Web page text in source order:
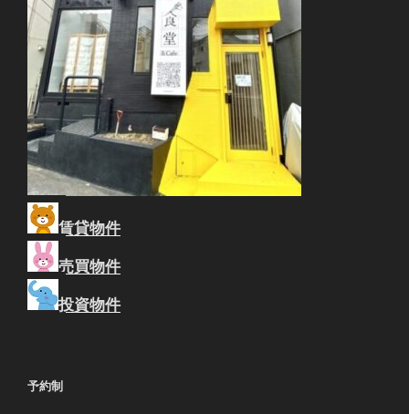
賃貸物件
売買物件
投資物件
予約制